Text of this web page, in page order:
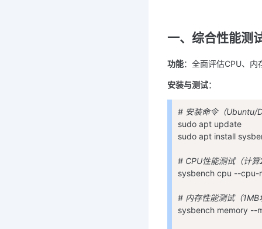
一、综合性能测
功能：全面评估CPU、内
安装与测试：
# 安装命令（Ubuntu/
sudo apt update
sudo apt install
# CPU性能测试（计
sysbench cpu --
# 内存性能测试（
sysbench memory --